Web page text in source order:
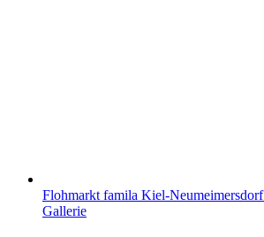
Flohmarkt famila Kiel-
Gallerie